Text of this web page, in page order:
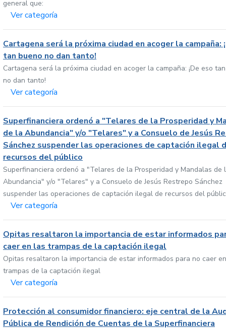
general que:
Ver categoría
Cartagena será la próxima ciudad en acoger la campaña:
tan bueno no dan tanto!
Cartagena será la próxima ciudad en acoger la campaña: ¡De eso
no dan tanto!
Ver categoría
Superfinanciera ordenó a "Telares de la Prosperidad y
de la Abundancia" y/o "Telares" y a Consuelo de Jesús
Sánchez suspender las operaciones de captación ilegal
recursos del público
Superfinanciera ordenó a "Telares de la Prosperidad y Mandalas de
Abundancia" y/o "Telares" y a Consuelo de Jesús Restrepo Sánchez
suspender las operaciones de captación ilegal de recursos del
Ver categoría
Opitas resaltaron la importancia de estar informados
caer en las trampas de la captación ilegal
Opitas resaltaron la importancia de estar informados para no caer
trampas de la captación ilegal
Ver categoría
Protección al consumidor financiero: eje central de la
Pública de Rendición de Cuentas de la Superfinanciera